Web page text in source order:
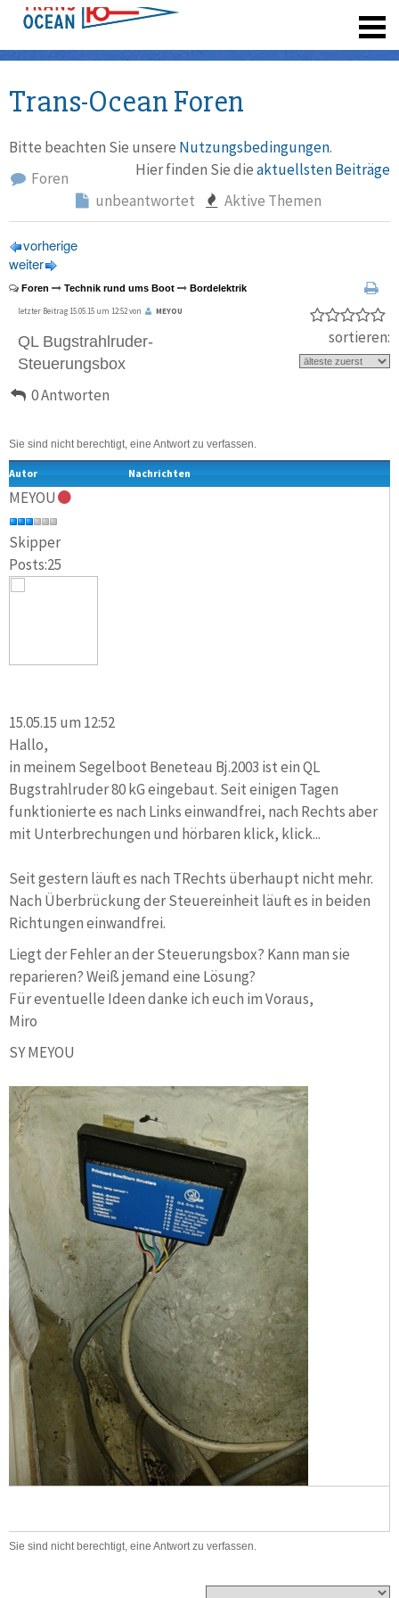
Trans-Ocean Foren
Bitte beachten Sie unsere Nutzungsbedingungen.
Hier finden Sie dieaktuellsten Beiträge
Foren
unbeantwortet
Aktive Themen
vorherige
weiter
Foren Technik rund ums Boot Bordelektrik
letzter Beitrag 15.05.15 um 12:52 von MEYOU
QL Bugstrahlruder-
Steuerungsbox
0 Antworten
sortieren:
Sie sind nicht berechtigt, eine Antwort zu verfassen.
Autor Nachrichten
MEYOU
Skipper
Posts:25
15.05.15 um 12:52
Hallo,
in meinem Segelboot Beneteau Bj.2003 ist ein QL
Bugstrahlruder 80 kG eingebaut. Seit einigen Tagen
funktionierte es nach Links einwandfrei, nach Rechts aber
mit Unterbrechungen und hörbaren klick, klick...
Seit gestern läuft es nach TRechts überhaupt nicht mehr.
Nach Überbrückung der Steuereinheit läuft es in beiden
Richtungen einwandfrei.
Liegt der Fehler an der Steuerungsbox? Kann man sie
reparieren? Weiß jemand eine Lösung?
Für eventuelle Ideen danke ich euch im Voraus,
Miro
SY MEYOU
Sie sind nicht berechtigt, eine Antwort zu verfassen.